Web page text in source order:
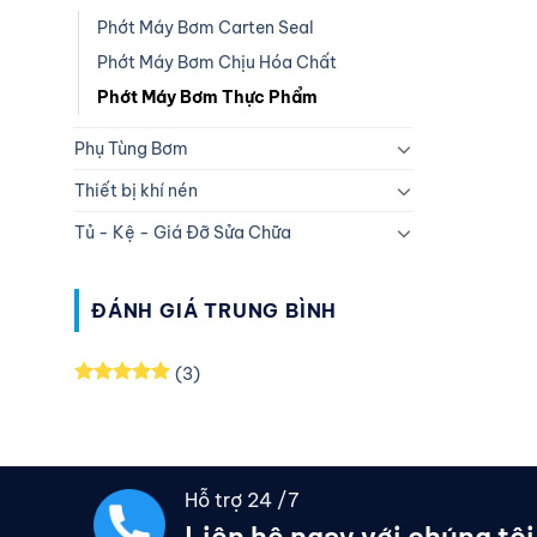
Phớt Máy Bơm Carten Seal
Phớt Máy Bơm Chịu Hóa Chất
Phớt Máy Bơm Thực Phẩm
Phụ Tùng Bơm
Thiết bị khí nén
Tủ - Kệ - Giá Đỡ Sửa Chữa
ĐÁNH GIÁ TRUNG BÌNH
(3)
Hỗ trợ 24 /7